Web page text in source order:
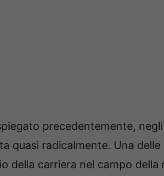
precedentemente,
quasi radicalmente. Una
della carriera nel campo